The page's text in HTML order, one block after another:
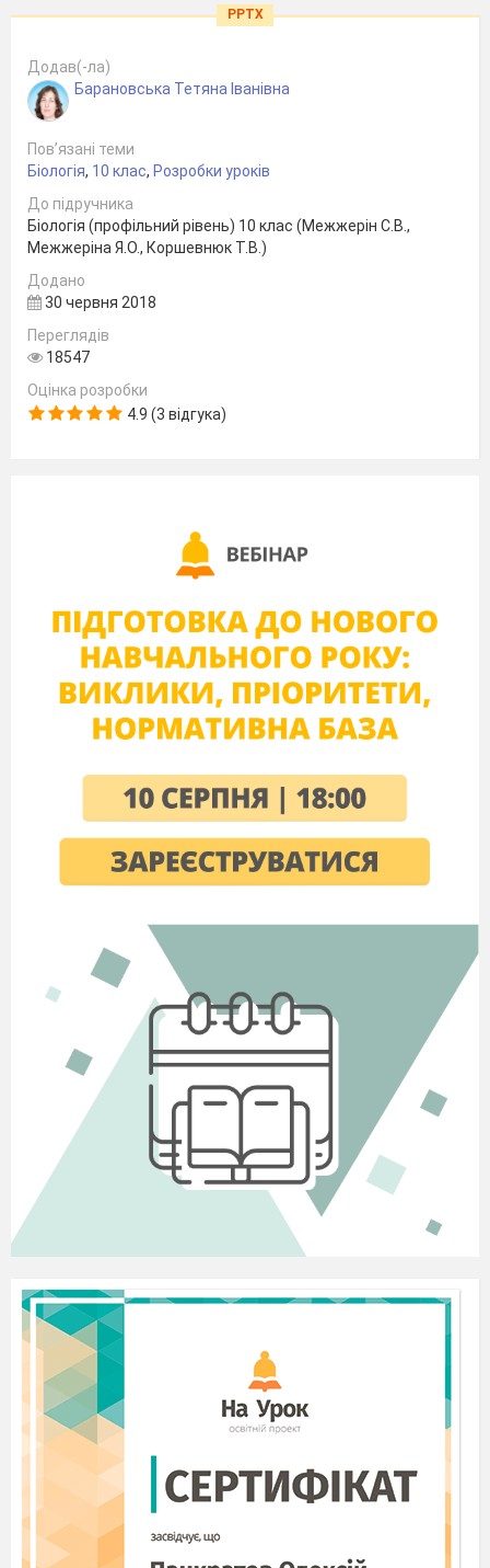
PPTX
Додав(-ла)
Барановська Тетяна Іванівна
Пов’язані теми
Біологія, 10 клас, Розробки уроків
До підручника
Біологія (профільний рівень) 10 клас (Межжерін С.В.,
Межжеріна Я.О., Коршевнюк Т.В.)
Додано
30 червня 2018
Переглядів
18547
Оцінка розробки
4.9 (3 відгука)